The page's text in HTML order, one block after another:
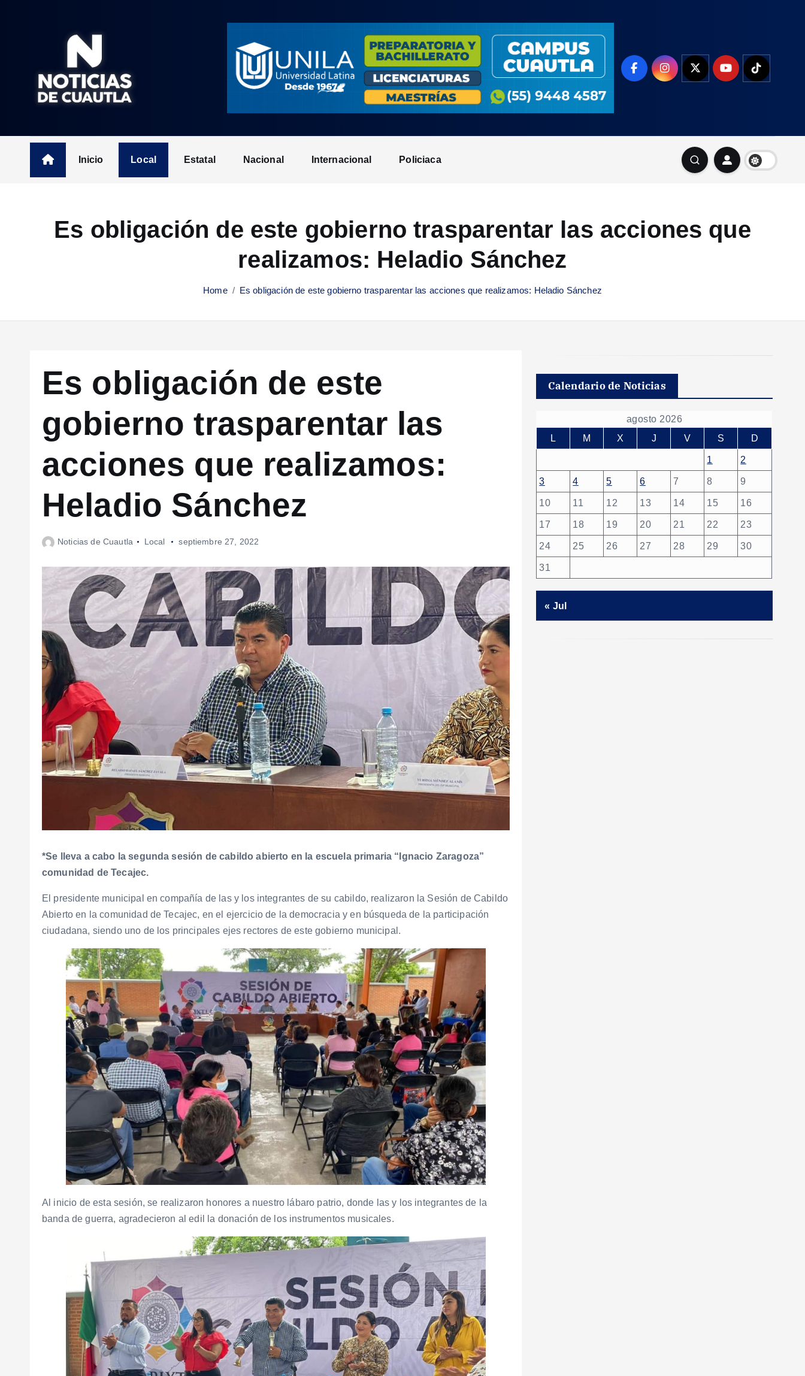
n
Inicio Local Estatal Nacional Internacional Policiaca
Es obligación de este gobierno trasparentar las acciones que
realizamos: Heladio Sánchez
Home Es obligación de este gobierno trasparentar las acciones que realizamos: Heladio Sánchez
Es obligación de este
gobierno trasparentar las
acciones que realizamos:
Heladio Sánchez
Noticias de Cuautla Local septiembre 27, 2022
*Se lleva a cabo la segunda sesión de cabildo abierto en la escuela primaria “Ignacio Zaragoza”
comunidad de Tecajec.
El presidente municipal en compañía de las y los integrantes de su cabildo, realizaron la Sesión de Cabildo
Abierto en la comunidad de Tecajec, en el ejercicio de la democracia y en búsqueda de la participación
ciudadana, siendo uno de los principales ejes rectores de este gobierno municipal.
Al inicio de esta sesión, se realizaron honores a nuestro lábaro patrio, donde las y los integrantes de la
banda de guerra, agradecieron al edil la donación de los instrumentos musicales.
Calendario de Noticias
agosto 2026
L
M X J V S D
1 2
3 4 5 6 7 8 9
10 11 12 13 14 15 16
17 18 19 20 21 22 23
24 25 26 27 28 29 30
31
« Jul